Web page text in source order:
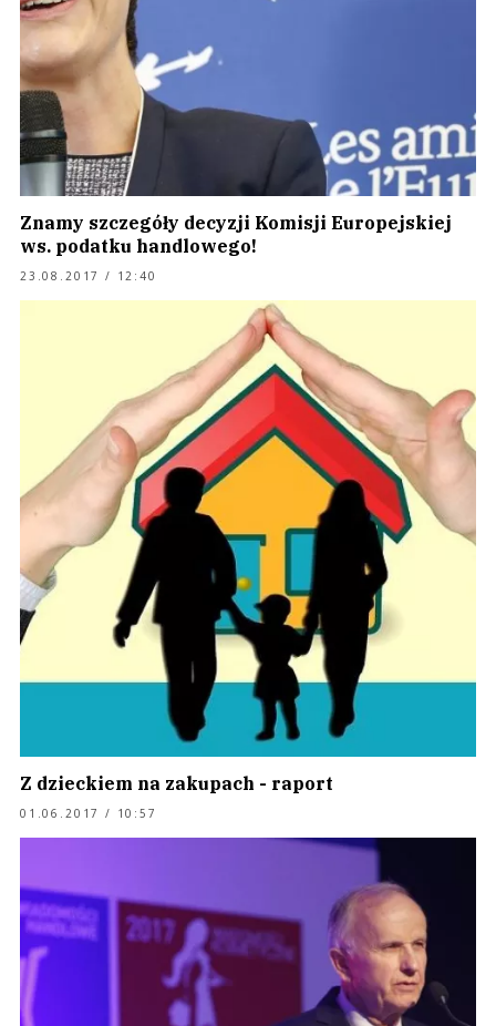
Znamy szczegóły decyzji Komisji Europejskiej
ws. podatku handlowego!
23.08.2017 / 12:40
Z dzieckiem na zakupach - raport
01.06.2017 / 10:57